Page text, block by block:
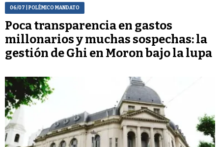
06/07 | POLÉMICO MANDATO
Poca transparencia en gastos
millonarios y muchas sospechas: la
gestión de Ghi en Moron bajo la lupa